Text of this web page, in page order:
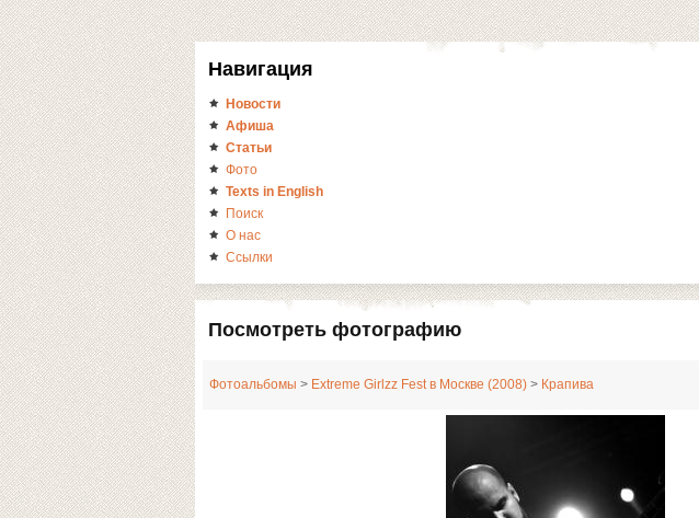
Навигация
Новости
Афиша
Статьи
Фото
Texts in English
Поиск
О нас
Ссылки
Посмотреть фотографию
Фотоальбомы > Extreme Girlzz Fest в Москве (2008) > Крапива